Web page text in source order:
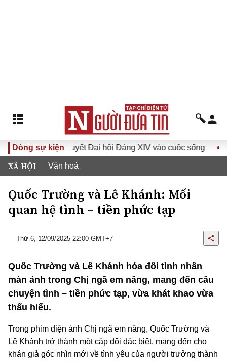
Dòng sự kiện
Đưa Nghị quyết Đại hội Đảng XIV vào cuộc sống Hướng
XÃ HỘI Văn hoá
Quốc Trường và Lê Khánh: Mối
quan hệ tình – tiền phức tạp
Thứ 6, 12/09/2025 22:00 GMT+7
Quốc Trường và Lê Khánh hóa đôi tình nhân
màn ảnh trong Chị ngã em nâng, mang đến câu
chuyện tình – tiền phức tạp, vừa khát khao vừa
thấu hiểu.
Trong phim điện ảnh Chị ngã em nâng, Quốc Trường và
Lê Khánh trở thành một cặp đôi đặc biệt, mang đến cho
khán giả góc nhìn mới về tình yêu của người trưởng thành